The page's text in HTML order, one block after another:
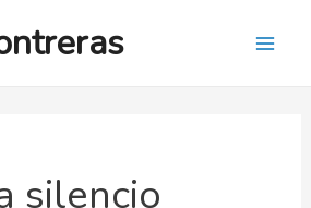
silencio